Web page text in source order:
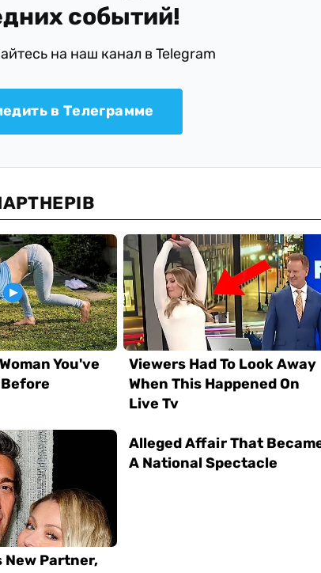
событий!
на наш канал в Telegram
в Телеграмме